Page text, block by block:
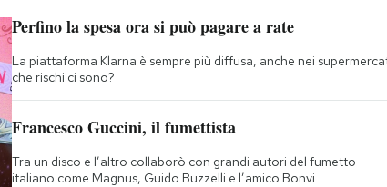
Perfino la spesa ora si può pagare a rate
La piattaforma Klarna è sempre più diffusa, anche nei
che rischi ci sono?
Francesco Guccini, il fumettista
Tra un disco e l’altro collaborò con grandi autori del fumetto
italiano come Magnus, Guido Buzzelli e l’amico Bonvi